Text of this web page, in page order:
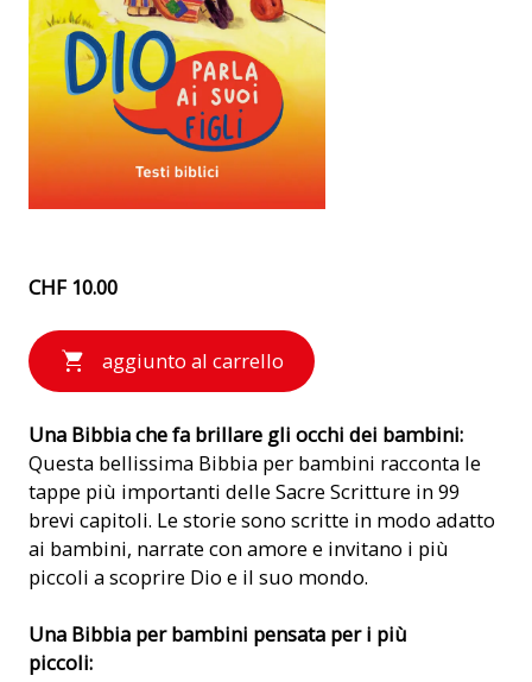
CHF 10.00
aggiunto al carrello
Una Bibbia che fa brillare gli occhi dei bambini:
Questa bellissima Bibbia per bambini racconta le
tappe più importanti delle Sacre Scritture in 99
brevi capitoli. Le storie sono scritte in modo adatto
ai bambini, narrate con amore e invitano i più
piccoli a scoprire Dio e il suo mondo.
Una Bibbia per bambini pensata per i più
piccoli: